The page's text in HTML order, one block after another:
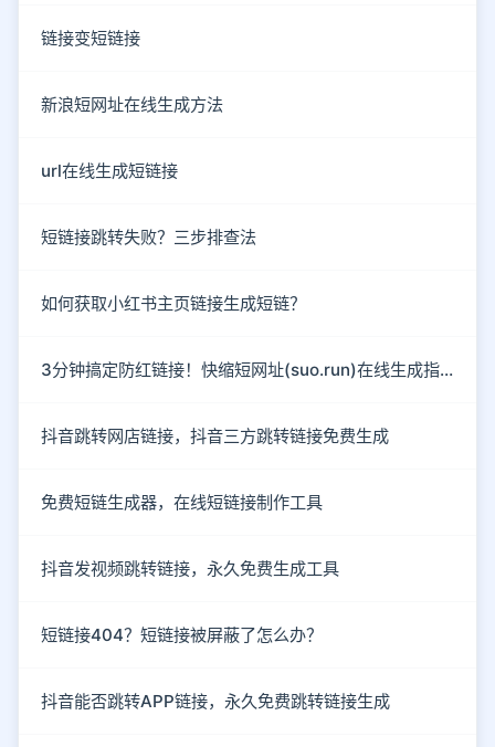
链接变短链接
新浪短网址在线生成方法
url在线生成短链接
短链接跳转失败？三步排查法
如何获取小红书主页链接生成短链？
3分钟搞定防红链接！快缩短网址(suo.run)在线生成指南
抖音跳转网店链接，抖音三方跳转链接免费生成
免费短链生成器，在线短链接制作工具
抖音发视频跳转链接，永久免费生成工具
短链接404？短链接被屏蔽了怎么办？
抖音能否跳转APP链接，永久免费跳转链接生成